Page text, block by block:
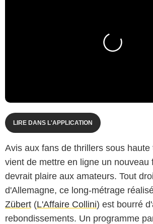
LIRE DANS L'APPLICATION
Avis aux fans de thrillers sous
vient de mettre en ligne un nouveau
devrait plaire aux amateurs. Tout
d'Allemagne, ce long-métrage
Zübert (L'Affaire Collini) est bourré
rebondissements. Un programme